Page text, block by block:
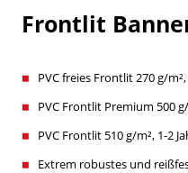
Frontlit
PVC freies Frontlit 270 g/
PVC Frontlit Premium 500
PVC Frontlit 510 g/m², 1-2
Extrem robustes und